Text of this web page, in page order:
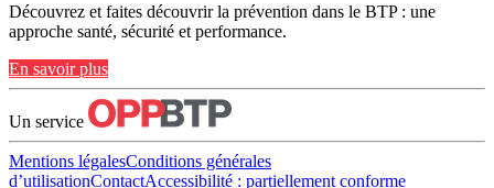
Découvrez et faites découvrir la prévention dans le BTP : une
approche santé, sécurité et performance.
En savoir plus
Un service
Mentions légalesConditions générales
d’utilisationContactAccessibilité : partiellement conforme